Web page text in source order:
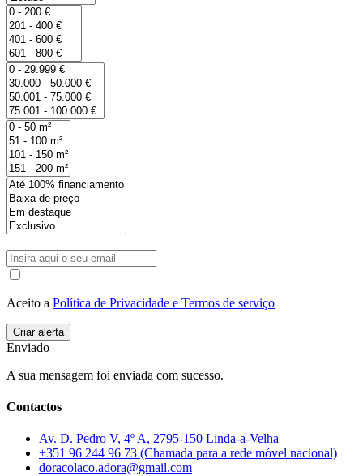
Aceito a Política de Privacidade e Termos de serviço
Enviado
A sua mensagem foi enviada com sucesso.
Contactos
Av. D. Pedro V, 4º A, 2795-150 Linda-a-Velha
+351 96 244 96 73 (Chamada para a rede móvel nacional)
doracolaco.adora@gmail.com